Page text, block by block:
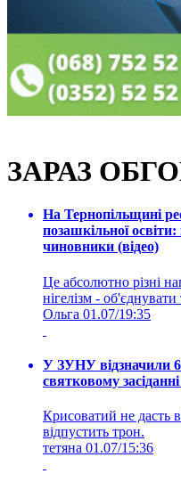
ЗАРАЗ
На Тернопільщині
позашкільної
чиновники (відео)
Це абсолютно різні
нігелізм -
Ольга 01.07/19:35
У ЗУНУ відзначили
святковому
Крисоватий не дасть
відпустить трон.
тетяна 01.07/15:36